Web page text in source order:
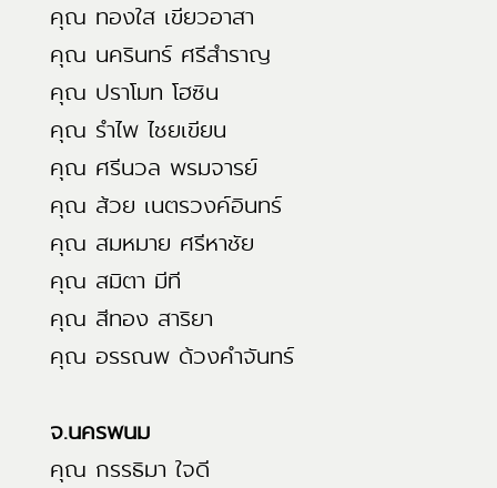
คุณ ทองใส เขียวอาสา
คุณ นครินทร์ ศรีสำราญ
คุณ ปราโมท โฮซิน
คุณ รำไพ ไชยเขียน
คุณ ศรีนวล พรมจารย์
คุณ ส้วย เนตรวงค์อินทร์
คุณ สมหมาย ศรีหาชัย
คุณ สมิตา มีที
คุณ สีทอง สาริยา
คุณ อรรณพ ด้วงคำจันทร์
จ.นครพนม
คุณ กรรธิมา ใจดี